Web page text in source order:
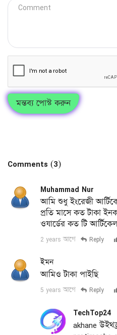
মন্তব্য পোস্ট করুন
Comments (3)
Muhammad Nur
আমি শুধু ইংরেজী
প্রতি মাসে কত টাকা
ওযার্ডের কত টি
2 years আগে Reply
ইমন
আমিও টাকা পাইছি
5 years আগে Reply
TechTop24
akhane